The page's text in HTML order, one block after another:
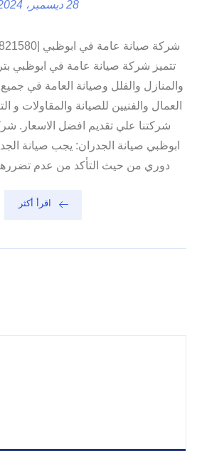
28 ديسمبر، 2024
تتميز شركة صيانة عامة في ابوظبي
والمنازل والفلل وصيانة العامة في
العمال والفنيين للصيانة والمقاولات
شركتنا علي تقديم افضل الاسعار.
ابوظبي صيانة الجدران: يجب صيانة
دوري من حيث التأكد من عدم
اقرأ أكثر